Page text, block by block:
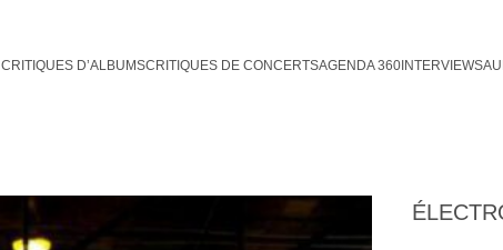
CRITIQUES D’ALBUMSCRITIQUES DE CONCERTSAGENDA 360INTERVIEWS